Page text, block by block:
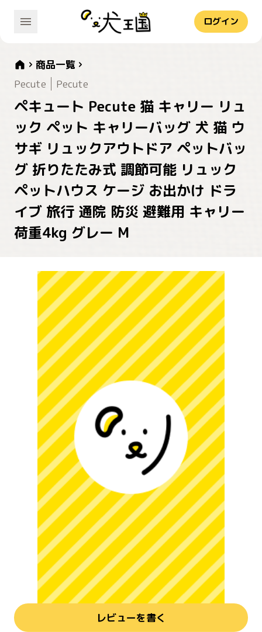
ログイン
商品一覧
Pecute
Pecute
ペキュート Pecute 猫 キャリー リュ
ック ペット キャリーバッグ 犬 猫 ウ
サギ リュックアウトドア ペットバッ
グ 折りたたみ式 調節可能 リュック
ペットハウス ケージ お出かけ ドラ
イブ 旅行 通院 防災 避難用 キャリー
荷重4kg グレー M
レビューを書く